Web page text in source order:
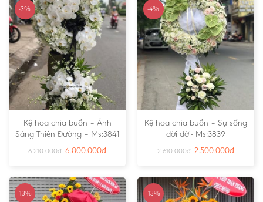
-3%
Kệ hoa chia buồn – Ánh
Sáng Thiên Đường – Ms:3841
6.210.000₫ 6.000.000₫
-4%
Kệ hoa chia buồn – Sự sống
đời đời- Ms:3839
2.610.000₫ 2.500.000₫
-13% -13%